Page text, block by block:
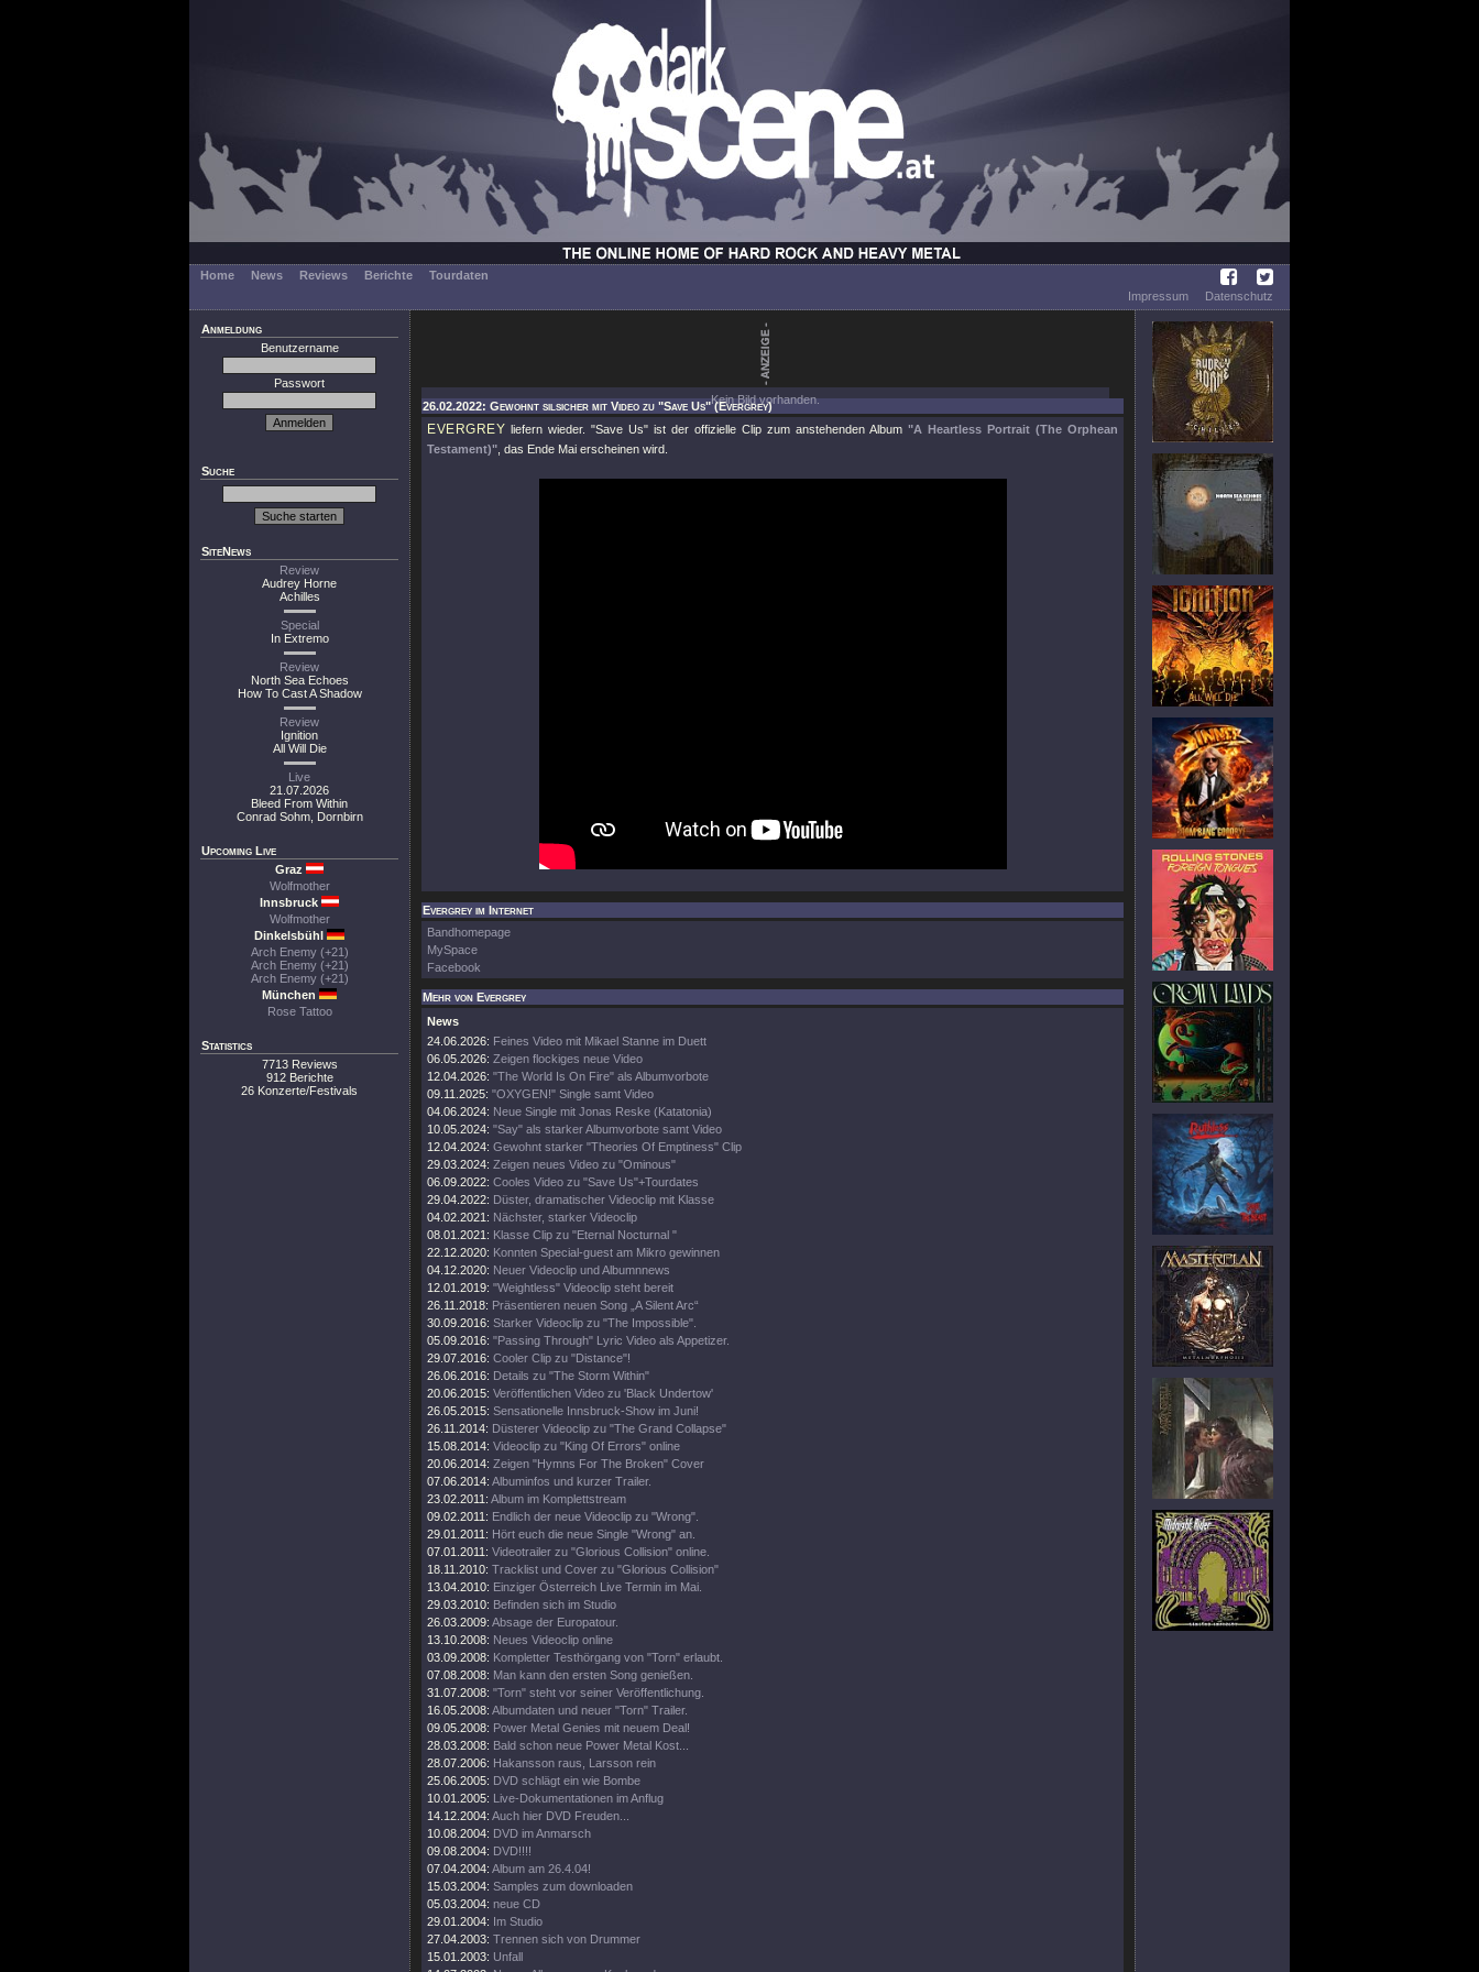
Home News Reviews Berichte
Tourdaten
Impressum
Datenschutz
Anmeldung
Benutzername
Passwort
Suche
SiteNews
Review
Audrey Horne
Achilles
Special
In Extremo
Review
North Sea Echoes
How To Cast A Shadow
Review
Ignition
All Will Die
Live
21.07.2026
Bleed From Within
Conrad Sohm, Dornbirn
Upcoming Live
Graz
Wolfmother
Innsbruck
Wolfmother
Dinkelsbühl
Arch Enemy (+21)
Arch Enemy (+21)
Arch Enemy (+21)
München
Rose Tattoo
Statistics
7713 Reviews
912 Berichte
26 Konzerte/Festivals
Kein Bild vorhanden.
26.02.2022: Gewohnt silsicher mit Video zu "Save Us" (Evergrey)
EVERGREY liefern wieder. "Save Us" ist der offizielle Clip zum anstehenden Album "A Heartless Portrait (The Orphean
Testament)" , das Ende Mai erscheinen wird.
Evergrey im Internet
Bandhomepage
MySpace
Facebook
Mehr von Evergrey
News
24.06.2026: Feines Video mit Mikael Stanne im Duett
06.05.2026: Zeigen flockiges neue Video
12.04.2026: "The World Is On Fire" als Albumvorbote
09.11.2025: "OXYGEN!" Single samt Video
04.06.2024: Neue Single mit Jonas Reske (Katatonia)
10.05.2024: "Say" als starker Albumvorbote samt Video
12.04.2024: Gewohnt starker "Theories Of Emptiness" Clip
29.03.2024: Zeigen neues Video zu "Ominous"
06.09.2022: Cooles Video zu "Save Us"+Tourdates
29.04.2022: Düster, dramatischer Videoclip mit Klasse
04.02.2021: Nächster, starker Videoclip
08.01.2021: Klasse Clip zu "Eternal Nocturnal "
22.12.2020: Konnten Special-guest am Mikro gewinnen
04.12.2020: Neuer Videoclip und Albumnnews
12.01.2019: "Weightless" Videoclip steht bereit
26.11.2018: Präsentieren neuen Song „A Silent Arc“
30.09.2016: Starker Videoclip zu "The Impossible".
05.09.2016: "Passing Through" Lyric Video als Appetizer.
29.07.2016: Cooler Clip zu "Distance"!
26.06.2016: Details zu "The Storm Within"
20.06.2015: Veröffentlichen Video zu 'Black Undertow'
26.05.2015: Sensationelle Innsbruck-Show im Juni!
26.11.2014: Düsterer Videoclip zu "The Grand Collapse"
15.08.2014: Videoclip zu "King Of Errors" online
20.06.2014: Zeigen "Hymns For The Broken" Cover
07.06.2014: Albuminfos und kurzer Trailer.
23.02.2011: Album im Komplettstream
09.02.2011: Endlich der neue Videoclip zu "Wrong".
29.01.2011: Hört euch die neue Single "Wrong" an.
07.01.2011: Videotrailer zu "Glorious Collision" online.
18.11.2010: Tracklist und Cover zu "Glorious Collision"
13.04.2010: Einziger Österreich Live Termin im Mai.
29.03.2010: Befinden sich im Studio
26.03.2009: Absage der Europatour.
13.10.2008: Neues Videoclip online
03.09.2008: Kompletter Testhörgang von "Torn" erlaubt.
07.08.2008: Man kann den ersten Song genießen.
31.07.2008: "Torn" steht vor seiner Veröffentlichung.
16.05.2008: Albumdaten und neuer "Torn" Trailer.
09.05.2008: Power Metal Genies mit neuem Deal!
28.03.2008: Bald schon neue Power Metal Kost...
28.07.2006: Hakansson raus, Larsson rein
25.06.2005: DVD schlägt ein wie Bombe
10.01.2005: Live-Dokumentationen im Anflug
14.12.2004: Auch hier DVD Freuden...
10.08.2004: DVD im Anmarsch
09.08.2004: DVD!!!!
07.04.2004: Album am 26.4.04!
15.03.2004: Samples zum downloaden
05.03.2004: neue CD
29.01.2004: Im Studio
27.04.2003: Trennen sich von Drummer
15.01.2003: Unfall